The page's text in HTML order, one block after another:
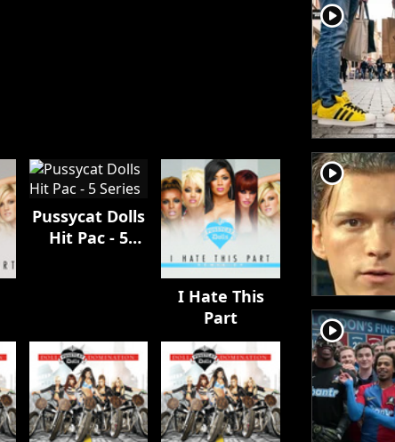
Pussycat Dolls
Hit Pac - 5
I Hate This
Part
player2
player2
player2